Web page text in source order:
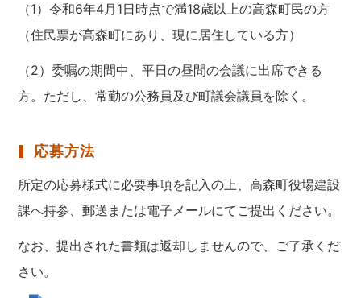
（1）令和6年4月1日時点で満18歳以上の高森町民の方
（住民票が高森町にあり、現に居住している方）
（2）委嘱の期間中、平日の昼間の会議に出席できる
方。ただし、常勤の公務員及び町議会議員を除く。
応募方法
所定の応募様式に必要事項を記入の上、高森町役場建設
課へ持参、郵送または電子メールにてご提出ください。
なお、提出された書類は返却しませんので、ご了承くだ
さい。